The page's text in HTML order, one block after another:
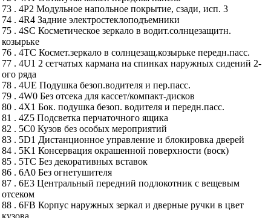
73 . 4P2 Модульное напольное покрытие, сзади, исп. 3
74 . 4R4 Задние электростеклоподъемники
75 . 4SC Косметическое зеркало в водит.солнцезащитн.
козырьке
76 . 4TC Космет.зеркало в солнцезащ.козырьке передн.пасс.
77 . 4U1 2 сетчатых кармана на спинках наружных сидений 2-
ого ряда
78 . 4UE Подушка безоп.водителя и пер.пасс.
79 . 4W0 Без отсека для кассет/компакт-дисков
80 . 4X1 Бок. подушка безоп. водителя и передн.пасс.
81 . 4Z5 Подсветка перчаточного ящика
82 . 5C0 Кузов без особых мероприятий
83 . 5D1 Дистанционное управление и блокировка дверей
84 . 5K1 Консервация окрашенной поверхности (воск)
85 . 5TC Без декоративных вставок
86 . 6A0 Без огнетушителя
87 . 6E3 Центральный передний подлокотник с вещевым
отсеком
88 . 6FB Корпус наружных зеркал и дверные ручки в цвет
кузова